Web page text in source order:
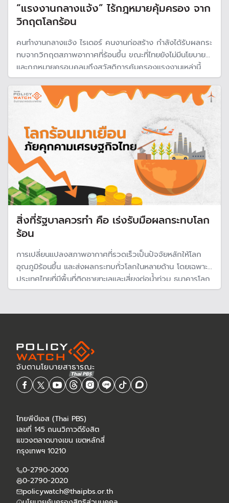
“แรงงานกลางแจ้ง” ไร้กฎหมายคุ้มครอง จาก
วิกฤตโลกร้อน
คนทำงานกลางแจ้ง ไรเดอร์ คนงานก่อสร้าง กำลังได้รับผลกระ
ทบจากวิกฤตสภาพอากาศที่ร้อนขึ้น ขณะที่ไทยยังไม่มีนโยบาย
และกฎหมายครอบคลุมถึงสวัสดิการคุ้มครองแรงงานเหล่านี้
ขณะที่หลายประเทศเช่น “อินเดีย - การ์ตา -ปารากวัย" ตื่นตัว
ออกกฎหมายคุ้มครองแรงงานกลางแจ้งที่ต้องทำงานกับสภาพ
อากาศที่เปลี่ยนแปลงไป
สิ่งที่รัฐบาลควรทำ คือ เร่งรับมือผลกระทบโลก
ร้อน
การเปลี่ยนแปลงสภาพอากาศที่รวดเร็วเป็นปัจจัยหลักให้โลก
อุณภูมิร้อนขึ้น และส่งผลกระทบทั่วโลกในหลายด้าน โดยเฉพาะ
ประเทศไทยที่มีพื้นที่ติดชายทะเลและเสี่ยงต่อน้ำท่วม ธนาคารโลก
คาดหากไทยไม่เตรียมรับมืออาจทำให้เศรษฐกิจถดถอย 20-
ไทยพีบีเอส (Thai PBS)
เลขที่ 145 ถนนวิภาวดีรังสิต
แขวงตลาดบางเขน เขตหลักสี่
กรุงเทพฯ 10210
0-2790-2000
0-2790-2020
policywatch@thaipbs.or.th